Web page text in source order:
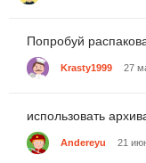
Попробуй
Krasty1999 27
использовать
Andereyu 21